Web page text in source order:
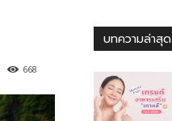
668
บทความล่าสุด